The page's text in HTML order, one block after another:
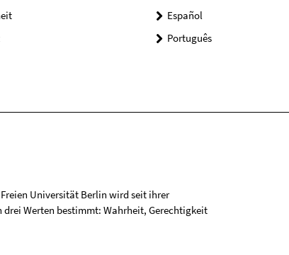
Español
Português
Universität Berlin wird seit ihrer
drei Werten bestimmt: Wahrheit, Gerechtigkeit